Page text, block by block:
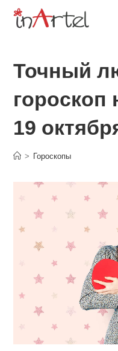
Перейти
Точный
гороскоп
19
> Гороскопы